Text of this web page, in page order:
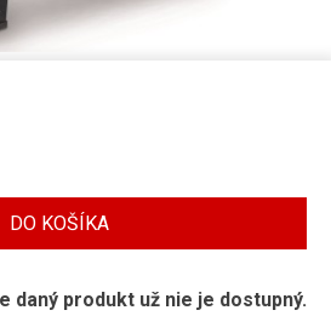
DO KOŠÍKA
daný produkt už nie je dostupný.